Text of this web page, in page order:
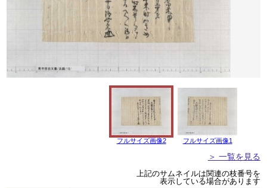
フルサイズ画像2 フルサイズ画像1
＞ 一覧を見る
上記のサムネイルは関連の枝番号を
表示している場合があります